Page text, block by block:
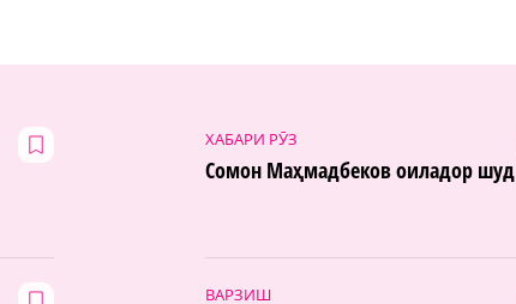
ХАБАРИ РӮЗ
Сомон Маҳмадбеков оиладор шуд
ВАРЗИШ